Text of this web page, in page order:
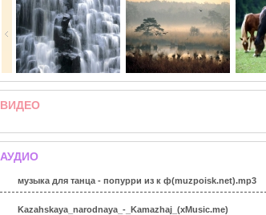
ВИДЕО
АУДИО
музыка для танца - попурри из к ф(muzpoisk.net).mp3
Kazahskaya_narodnaya_-_Kamazhaj_(xMusic.me)